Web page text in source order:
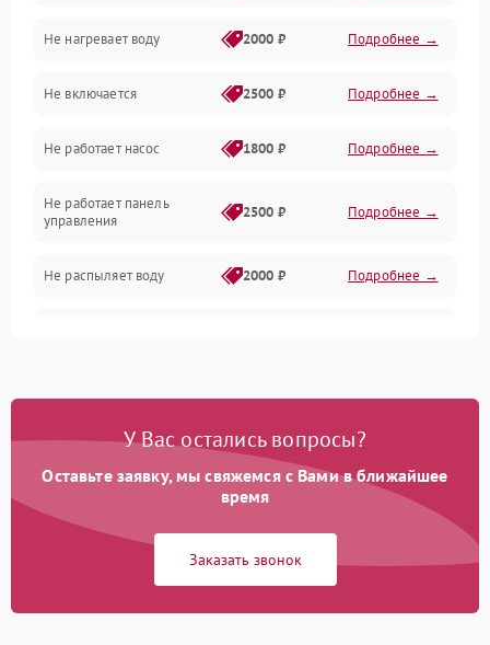
Датчики
Нагрев
Вода
Гигиена
Программное обеспечение
Не нагревает воду 2000 ₽ Подробнее →
Не включается 2500 ₽ Подробнее →
Не работает насос 1800 ₽ Подробнее →
Не работает панель
управления
2500 ₽ Подробнее →
Не распыляет воду 2000 ₽ Подробнее →
Проблемы с набором
Не работает сушилка 2100 ₽ Подробнее →
Сбои в работе таймера 1700 ₽
У Вас остались вопросы?
Оставьте заявку, мы свяжемся с Вами в ближайшее
время
Заказать звонок